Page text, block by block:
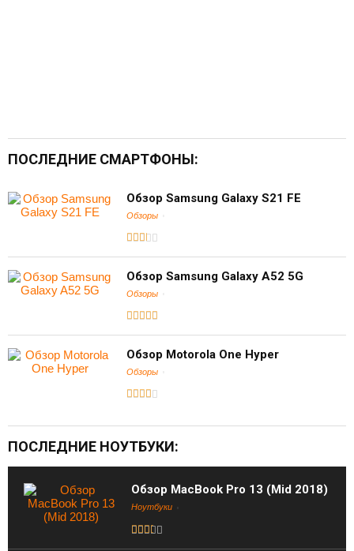
ПОСЛЕДНИЕ СМАРТФОНЫ:
Обзор Samsung Galaxy S21 FE
Обзоры
Обзор Samsung Galaxy A52 5G
Обзоры
Обзор Motorola One Hyper
Обзоры
ПОСЛЕДНИЕ НОУТБУКИ:
Обзор MacBook Pro 13 (Mid 2018)
Ноутбуки